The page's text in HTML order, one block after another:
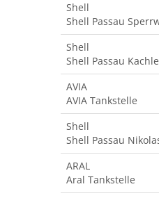
Shell
Shell Passau
Shell
Shell Passau
AVIA
AVIA Tankstelle
Shell
Shell Passau
ARAL
Aral Tankstelle